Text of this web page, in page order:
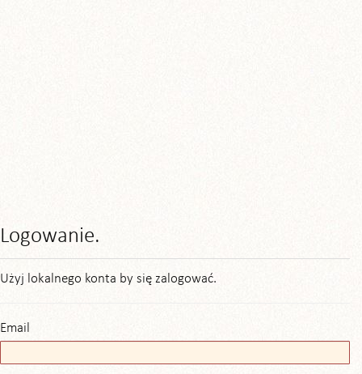
Logowanie.
Użyj lokalnego konta by się zalogować.
Email